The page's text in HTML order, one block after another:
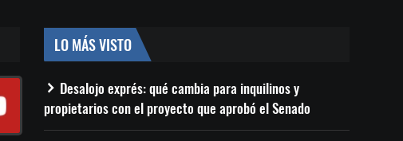
LO MÁS VISTO
Desalojo exprés: qué cambia para inquilinos y
propietarios con el proyecto que aprobó el Senado